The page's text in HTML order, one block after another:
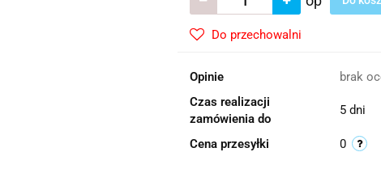
Do przechowalni
Opinie
brak
Czas realizacji
zamówienia do
5 dni
Cena przesyłki 0